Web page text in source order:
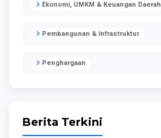
Ekonomi, UMKM & Keuangan Daerah
Pembangunan & Infrastruktur
Penghargaan
Berita Terkini